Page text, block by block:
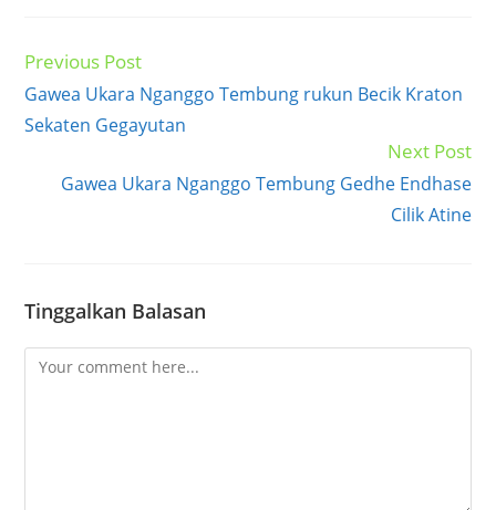
Read
articles
Previous Post
Gawea Ukara Nganggo Tembung rukun Becik Kraton
Sekaten Gegayutan
Next Post
Gawea Ukara Nganggo Tembung Gedhe Endhase
Cilik Atine
Tinggalkan Balasan
Comment